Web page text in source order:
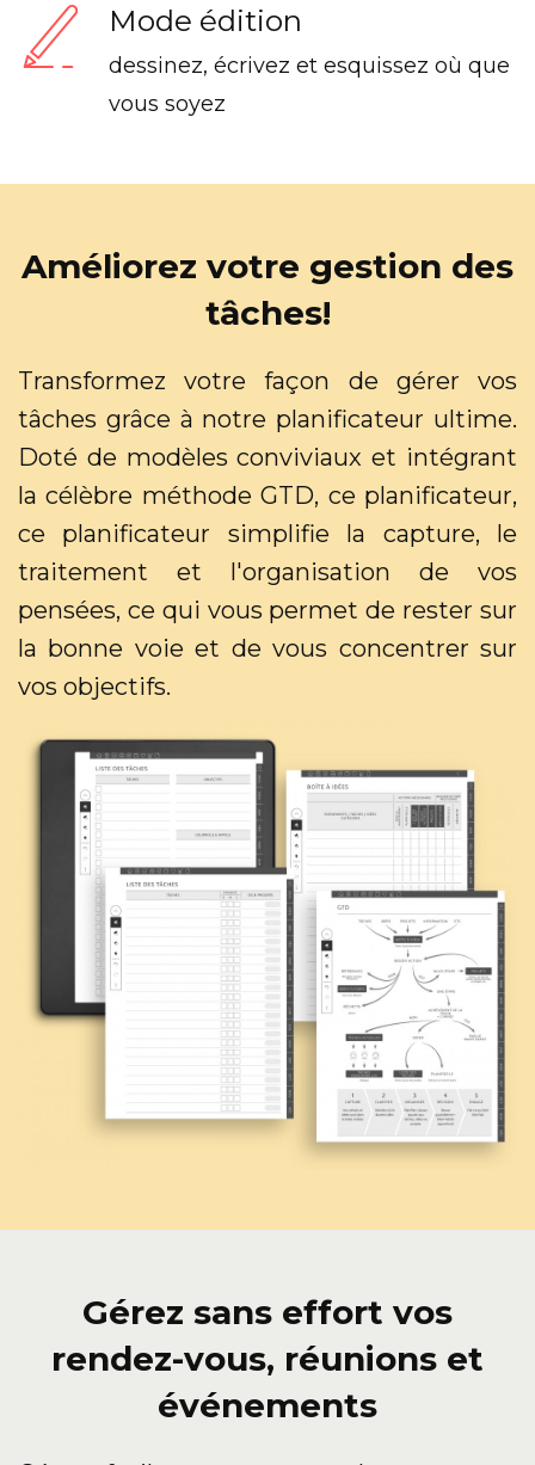
Mode édition
dessinez, écrivez et esquissez où que
vous soyez
Améliorez votre gestion des
tâches!
Transformez votre façon de gérer vos
tâches grâce à notre planificateur ultime.
Doté de modèles conviviaux et intégrant
la célèbre méthode GTD, ce planificateur,
ce planificateur simplifie la capture, le
traitement et l'organisation de vos
pensées, ce qui vous permet de rester sur
la bonne voie et de vous concentrer sur
vos objectifs.
Gérez sans effort vos
rendez-vous, réunions et
événements